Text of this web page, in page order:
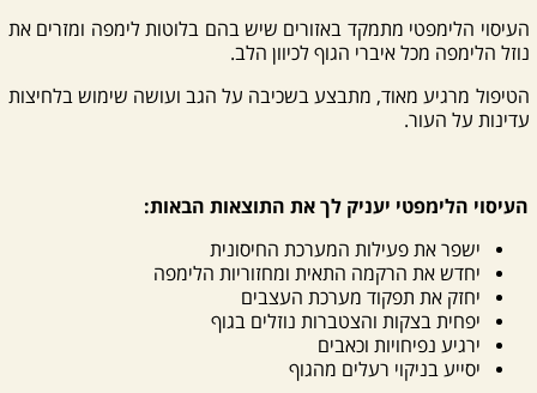
העיסוי הלימפטי מתמקד באזורים שיש בהם בלוטות לימפה ומזרים את
נוזל הלימפה מכל איברי הגוף לכיוון הלב.
הטיפול מרגיע מאוד, מתבצע בשכיבה על הגב ועושה שימוש בלחיצות
עדינות על העור.
העיסוי הלימפטי יעניק לך את התוצאות הבאות:
ישפר את פעילות המערכת החיסונית
יחדש את הרקמה התאית ומחזוריות הלימפה
יחזק את תפקוד מערכת העצבים
יפחית בצקות והצטברות נוזלים בגוף
ירגיע נפיחויות וכאבים
יסייע בניקוי רעלים מהגוף